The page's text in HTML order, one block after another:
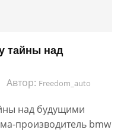
тайны над
Автор: Freedom_auto
над будущими
производитель bmw